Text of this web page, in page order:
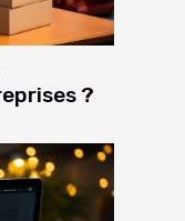
?